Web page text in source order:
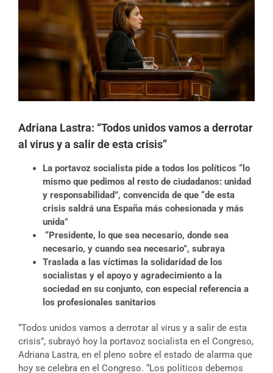
grande
Adriana Lastra: “Todos unidos vamos a derrotar
al virus y a salir de esta crisis”
La portavoz socialista pide a todos los políticos “lo
mismo que pedimos al resto de ciudadanos: unidad
y responsabilidad”, convencida de que “de esta
crisis saldrá una España más cohesionada y más
unida”
“Presidente, lo que sea necesario, donde sea
necesario, y cuando sea necesario”, subraya
Traslada a las víctimas la solidaridad de los
socialistas y el apoyo y agradecimiento a la
sociedad en su conjunto, con especial referencia a
los profesionales sanitarios
“Todos unidos vamos a derrotar al virus y a salir de esta
crisis”, subrayó hoy la portavoz socialista en el Congreso,
Adriana Lastra, en el pleno sobre el estado de alarma que
hoy se celebra en el Congreso. “Los políticos debemos